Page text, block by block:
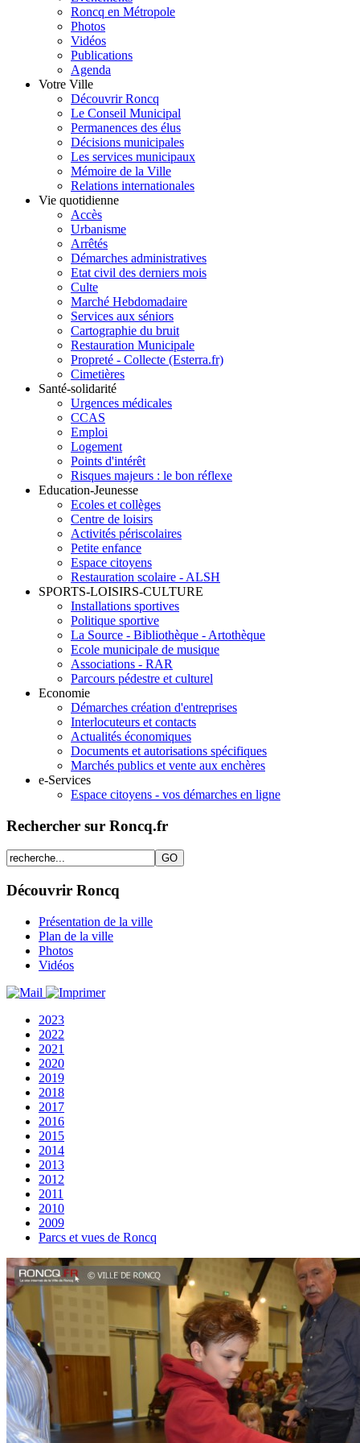
Roncq en Métropole
Photos
Vidéos
Publications
Agenda
Votre Ville
Découvrir Roncq
Le Conseil Municipal
Permanences des élus
Décisions municipales
Les services municipaux
Mémoire de la Ville
Relations internationales
Vie quotidienne
Accès
Urbanisme
Arrêtés
Démarches administratives
Etat civil des derniers mois
Culte
Marché Hebdomadaire
Services aux séniors
Cartographie du bruit
Restauration Municipale
Propreté - Collecte (Esterra.fr)
Cimetières
Santé-solidarité
Urgences médicales
CCAS
Emploi
Logement
Points d'intérêt
Risques majeurs : le bon réflexe
Education-Jeunesse
Ecoles et collèges
Centre de loisirs
Activités périscolaires
Petite enfance
Espace citoyens
Restauration scolaire - ALSH
SPORTS-LOISIRS-CULTURE
Installations sportives
Politique sportive
La Source - Bibliothèque - Artothèque
Ecole municipale de musique
Associations - RAR
Parcours pédestre et culturel
Economie
Démarches création d'entreprises
Interlocuteurs et contacts
Actualités économiques
Documents et autorisations spécifiques
Marchés publics et vente aux enchères
e-Services
Espace citoyens - vos démarches en ligne
Rechercher sur Roncq.fr
Découvrir Roncq
Présentation de la ville
Plan de la ville
Photos
Vidéos
2023
2022
2021
2020
2019
2018
2017
2016
2015
2014
2013
2012
2011
2010
2009
Parcs et vues de Roncq